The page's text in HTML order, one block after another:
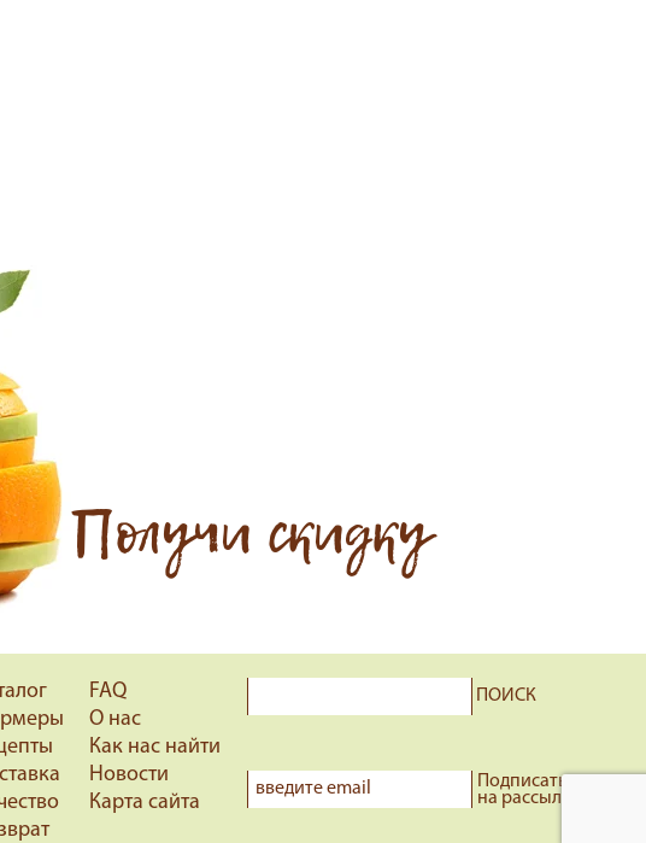
Получи скидку
FAQ
О нас
Как нас найти
Новости
Карта сайта
ПОИСК
Подписаться
на рассылку